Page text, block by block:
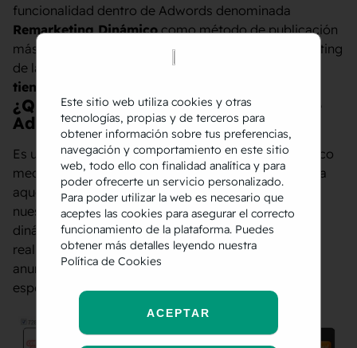
funcionalidad dentro de Adwords denominada
Remarketing Dinámicocomo método de publicación
más avanzado respecto a las opciones de Remarketing
de las que ya disponía y de especial interés para
tiendas de comercio electrónico
¿Qué es el Remarketing Dinámico de
Adwords?
Es un método de publicación de retargeting dinámico
mediante el cual se impacta en la red de contenido a
aquellos usuarios que han visitado previamente
nuestro site mostrandoles anuncios generados
dinámicamente en función de la navegación que
realizaron en sus visitas anteriores. El resultado son
anuncios similares a los que muestra la plataforma
especializada en Retargeting Criteo:
Este sitio web utiliza cookies y otras
tecnologías, propias y de terceros para
obtener información sobre tus preferencias,
navegación y comportamiento en este sitio
web, todo ello con finalidad analítica y para
poder ofrecerte un servicio personalizado.
Para poder utilizar la web es necesario que
aceptes las cookies para asegurar el correcto
funcionamiento de la plataforma. Puedes
obtener más detalles leyendo nuestra
Política de Cookies
ACEPTAR